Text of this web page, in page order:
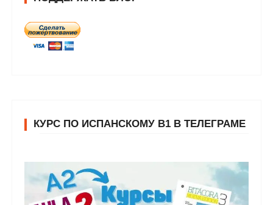
КУРС ПО ИСПАНСКОМУ В1 В ТЕЛЕГРАМЕ